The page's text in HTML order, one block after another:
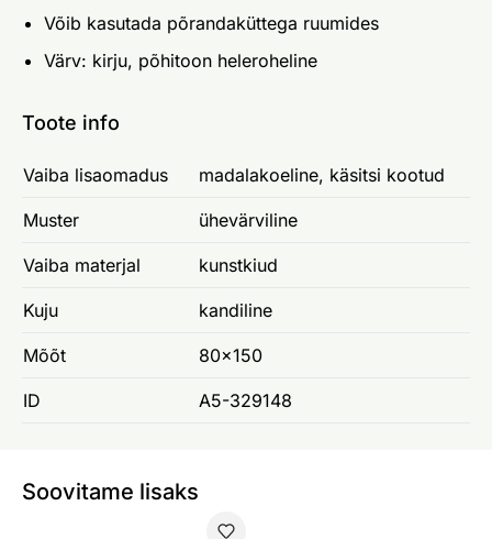
Võib kasutada põrandaküttega ruumides
Värv: kirju, põhitoon heleroheline
Toote info
Vaiba lisaomadus madalakoeline, käsitsi kootud
Muster ühevärviline
Vaiba materjal kunstkiud
Kuju kandiline
Mõõt 80x150
ID A5-329148
Soovitame lisaks